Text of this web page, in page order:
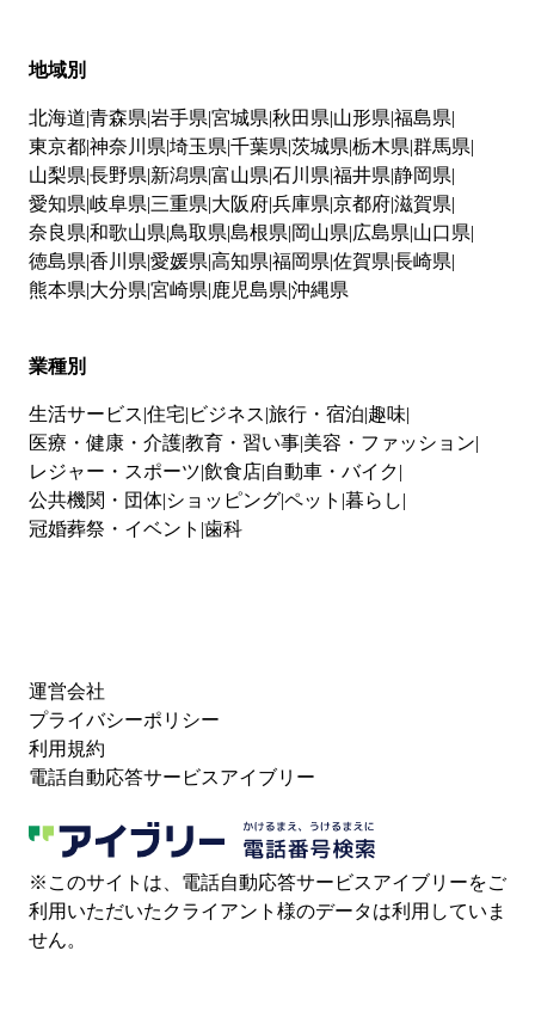
地域別
北海道 青森県 岩手県 宮城県 秋田県 山形県 福島県
東京都神奈川県 埼玉県 千葉県 茨城県 栃木県 群馬県
山梨県 長野県 新潟県 富山県 石川県 福井県 静岡県
愛知県 岐阜県 三重県 大阪府兵庫県 京都府滋賀県
奈良県 和歌山県 鳥取県 島根県 岡山県 広島県 山口県
徳島県 香川県 愛媛県 高知県 福岡県 佐賀県 長崎県
熊本県 大分県 宮崎県 鹿児島県 沖縄県
業種別
生活サービス 住宅 ビジネス 旅行・宿泊 趣味
医療・健康・介護教育・習い事 美容・ファッション
レジャー・スポーツ 飲食店 自動車・バイク
公共機関・団体 ショッピングペット 暮らし
冠婚葬祭・イベント 歯科
運営会社
プライバシーポリシー
利用規約
電話自動応答サービスアイブリー
※このサイトは、電話自動応答サービスアイブリーをご
利用いただいたクライアント様のデータは利用していま
せん。